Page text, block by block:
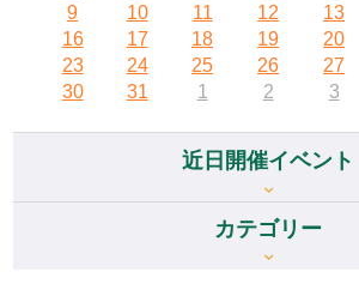
9
10 11 12 13
16
17 18 19 20
23
24 25 26 27
30
31 1 2 3
近日開催イベント
カテゴリー